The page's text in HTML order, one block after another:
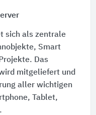
sich als zentrale
Smart
Das
mitgeliefert und
aller wichtigen
Tablet,